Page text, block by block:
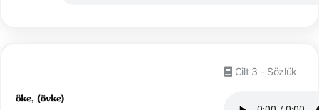
Cilt 3 - Sözlük